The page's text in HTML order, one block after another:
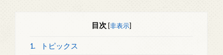
目次 [非表示]
1. トピックス